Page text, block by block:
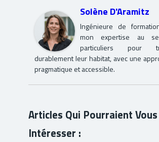
Solène D'Aramitz
Ingénieure de
mon expertise au
particuliers pour
durablement leur habitat, avec une
pragmatique et accessible.
Articles Qui Pourraient Vous
Intéresser :